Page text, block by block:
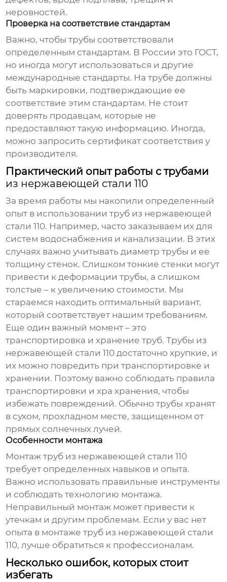
неровностей.
Проверка на соответствие стандартам
Важно, чтобы трубы соответствовали
определенным стандартам. В России это ГОСТ,
но иногда могут использоваться и другие
международные стандарты. На трубе должны
быть маркировки, подтверждающие ее
соответствие этим стандартам. Не стоит
доверять продавцам, которые не
предоставляют такую информацию. Иногда,
можно запросить сертификат соответствия у
производителя.
Практический опыт работы с трубами
из нержавеющей стали 110
За время работы мы накопили определенный
опыт в использовании труб из нержавеющей
стали 110. Например, часто заказываем их для
систем водоснабжения и канализации. В этих
случаях важно учитывать диаметр трубы и ее
толщину стенок. Слишком тонкие стенки могут
привести к деформации трубы, а слишком
толстые – к увеличению стоимости. Мы
стараемся находить оптимальный вариант,
который соответствует нашим требованиям.
Еще один важный момент – это
транспортировка и хранение труб. Трубы из
нержавеющей стали 110 достаточно хрупкие, и
их можно повредить при транспортировке и
хранении. Поэтому важно соблюдать правила
транспортировки и хра хранения, чтобы
избежать повреждений. Обычно трубы хранят
в сухом, прохладном месте, защищенном от
прямых солнечных лучей.
Особенности монтажа
Монтаж труб из нержавеющей стали 110
требует определенных навыков и опыта.
Важно использовать правильные инструменты
и соблюдать технологию монтажа.
Неправильный монтаж может привести к
утечкам и другим проблемам. Если у вас нет
опыта в монтаже труб из нержавеющей стали
110, лучше обратиться к профессионалам.
Несколько ошибок, которых стоит
избегать